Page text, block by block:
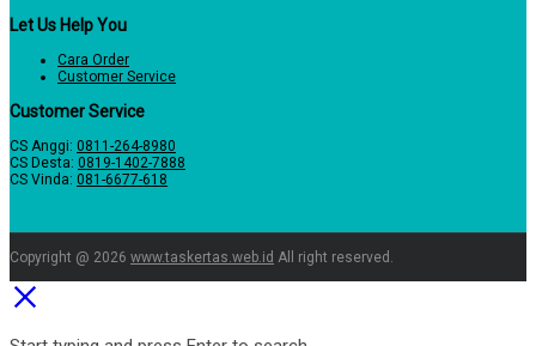
Let Us Help You
Cara Order
Customer Service
Customer Service
CS Anggi: 0811-264-8980
CS Desta: 0819-1402-7888
CS Vinda: 081-6677-618
Copyright @ 2026 www.taskertas.web.id All right reserved.